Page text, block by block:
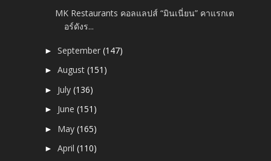
MK Restaurants คอลแลปส์ “มินเนี่ยน” คาแรกเต
อร์ดังร...
►September(147)
►August(151)
► July(136)
► June(151)
► May(165)
►April(110)